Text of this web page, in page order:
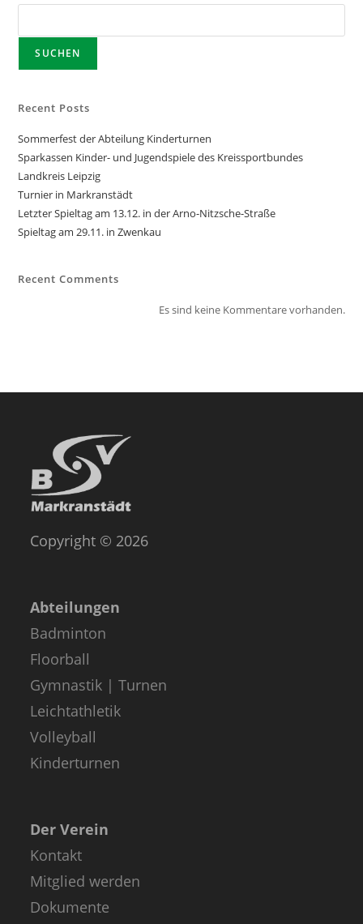
SUCHEN
Recent Posts
Sommerfest der Abteilung Kinderturnen
Sparkassen Kinder- und Jugendspiele des Kreissportbundes
Landkreis Leipzig
Turnier in Markranstädt
Letzter Spieltag am 13.12. in der Arno-Nitzsche-Straße
Spieltag am 29.11. in Zwenkau
Recent Comments
Es sind keine Kommentare vorhanden.
Copyright © 2026
Abteilungen
Badminton
Floorball
Gymnastik | Turnen
Leichtathletik
Volleyball
Kinderturnen
Der Verein
Kontakt
Mitglied werden
Dokumente